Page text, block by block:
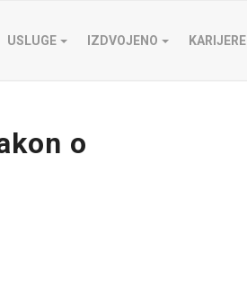
USLUGE IZDVOJENO KARIJERE
o